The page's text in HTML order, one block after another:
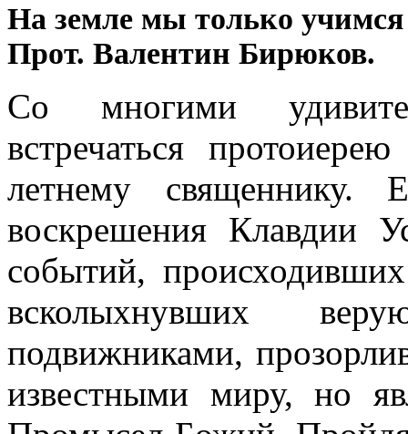
На земле мы только
Прот. Валентин Бирюков.
Со многими
встречаться
летнему священнику.
воскрешения Клавдии
событий,
всколыхнувших
подвижниками,
известными миру, но